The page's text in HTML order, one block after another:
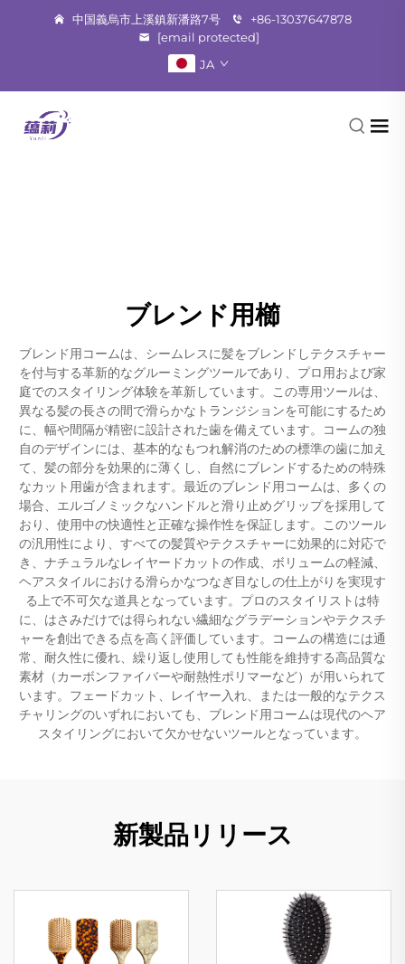
中国義烏市上溪鎮新潘路7号
+86-13037647878
[email protected]
JA
ブレンド用櫛
ブレンド用コームは、シームレスに髪をブレンドしテクスチャー
を付与する革新的なグルーミングツールであり、プロ用および家
庭でのスタイリング体験を革新しています。この専用ツールは、
異なる髪の長さの間で滑らかなトランジションを可能にするため
に、幅や間隔が精密に設計された歯を備えています。コームの独
自のデザインには、基本的なもつれ解消のための標準の歯に加え
て、髪の部分を効果的に薄くし、自然にブレンドするための特殊
なカット用歯が含まれます。最近のブレンド用コームは、多くの
場合、エルゴノミックなハンドルと滑り止めグリップを採用して
おり、使用中の快適性と正確な操作性を保証します。このツール
の汎用性により、すべての髪質やテクスチャーに効果的に対応で
き、ナチュラルなレイヤードカットの作成、ボリュームの軽減、
ヘアスタイルにおける滑らかなつなぎ目なしの仕上がりを実現す
る上で不可欠な道具となっています。プロのスタイリストは特
に、はさみだけでは得られない繊細なグラデーションやテクスチ
ャーを創出できる点を高く評価しています。コームの構造には通
常、耐久性に優れ、繰り返し使用しても性能を維持する高品質な
素材（カーボンファイバーや耐熱性ポリマーなど）が用いられて
います。フェードカット、レイヤー入れ、または一般的なテクス
チャリングのいずれにおいても、ブレンド用コームは現代のヘア
スタイリングにおいて欠かせないツールとなっています。
新製品リリース